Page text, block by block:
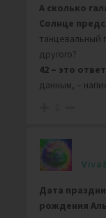
А сколько
Солнце
танцевальный
другого?
42 – это ответ
данным, –
Дата
рождения